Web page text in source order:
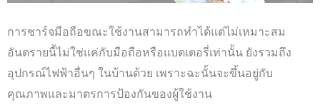
การชาร์จมือถือขณะใช้งานสามารถทำได้แต่ไม่เหมาะสม
อันตรายนี้ไม่ใช่แค่กับมือถือหรือแบตเตอรี่เท่านั้น ยังรวมถึง
อุปกรณ์ไฟฟ้าอื่นๆ ในบ้านด้วย เพราะฉะนั้นจะขึ้นอยู่กับ
คุณภาพและมาตรการป้องกันของผู้ใช้งาน